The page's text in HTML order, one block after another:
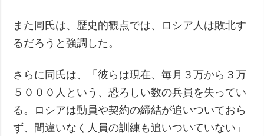
また同氏は、歴史的観点では、ロシア人は敗北す
るだろうと強調した。
さらに同氏は、「彼らは現在、毎月３万から３万
５０００人という、恐ろしい数の兵員を失ってい
る。ロシアは動員や契約の締結が追いついておら
ず、間違いなく人員の訓練も追いついていない」